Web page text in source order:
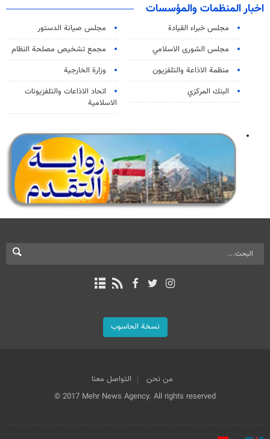
اخبار المنظمات والمؤسسات
مجلس خبراء القيادة
مجلس صيانة الدستور
مجلس الشورى الاسلامي
مجمع تشخيص مصلحة النظام
منظمة الاذاعة والتلفزیون
وزارة الخارجية
البنك المركزي
اتحاد الاذاعات والتلفزيونات
الاسلامية
نسخة الحاسوب
من نحن
التواصل معنا
© 2017 Mehr News Agency. All rights reserved